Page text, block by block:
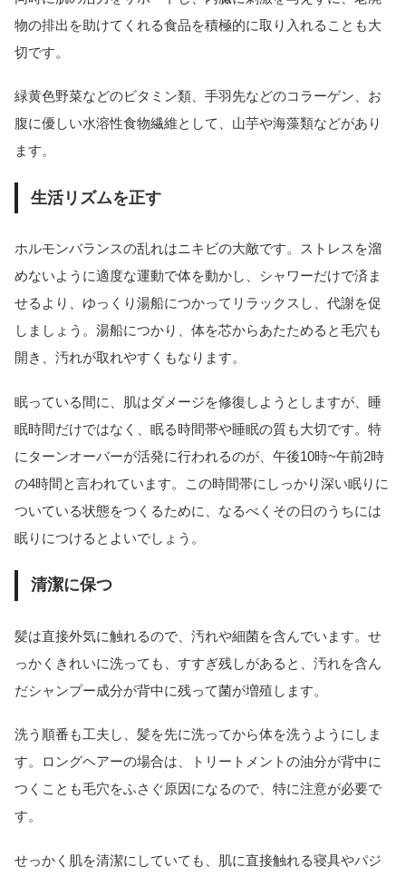
物の排出を助けてくれる食品を積極的に取り入れることも大
切です。
緑黄色野菜などのビタミン類、手羽先などのコラーゲン、お
腹に優しい水溶性食物繊維として、山芋や海藻類などがあり
ます。
生活リズムを正す
ホルモンバランスの乱れはニキビの大敵です。ストレスを溜
めないように適度な運動で体を動かし、シャワーだけで済ま
せるより、ゆっくり湯船につかってリラックスし、代謝を促
しましょう。湯船につかり、体を芯からあたためると毛穴も
開き、汚れが取れやすくもなります。
眠っている間に、肌はダメージを修復しようとしますが、睡
眠時間だけではなく、眠る時間帯や睡眠の質も大切です。特
にターンオーバーが活発に行われるのが、午後10時~午前2時
の4時間と言われています。この時間帯にしっかり深い眠りに
ついている状態をつくるために、なるべくその日のうちには
眠りにつけるとよいでしょう。
清潔に保つ
髪は直接外気に触れるので、汚れや細菌を含んでいます。せ
っかくきれいに洗っても、すすぎ残しがあると、汚れを含ん
だシャンプー成分が背中に残って菌が増殖します。
洗う順番も工夫し、髪を先に洗ってから体を洗うようにしま
す。ロングヘアーの場合は、トリートメントの油分が背中に
つくことも毛穴をふさぐ原因になるので、特に注意が必要で
す。
せっかく肌を清潔にしていても、肌に直接触れる寝具やパジ